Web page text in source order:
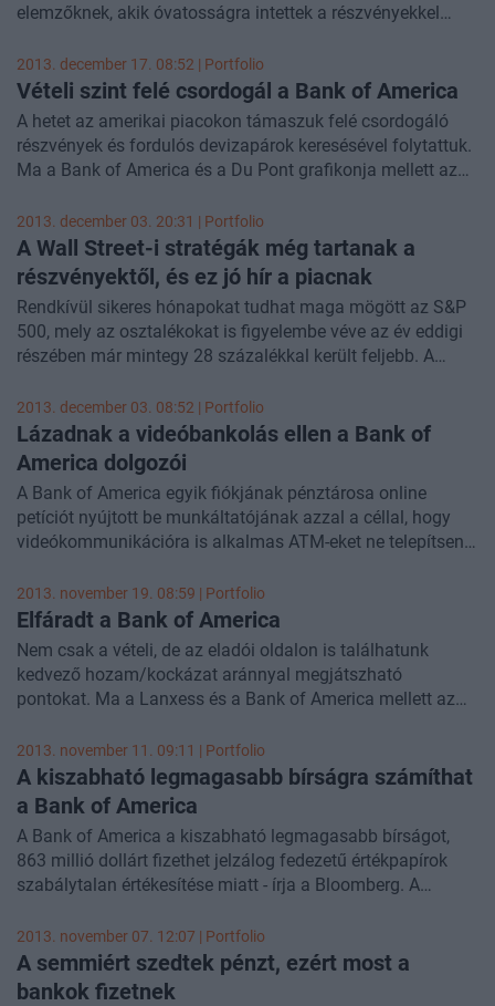
elemzőknek, akik óvatosságra intettek a részvényekkel
másként gondolják: szerintük pont a Wall Street-i stratégák
pesszimizmusa miatt emelkedhetnek tovább a
részvénypiacok, írja a Marketwatch.
2013. december 17. 08:52 | Portfolio
Vételi szint felé csordogál a Bank of America
A hetet az amerikai piacokon támaszuk felé csordogáló
részvények és fordulós devizapárok keresésével folytattuk.
Ma a Bank of America és a Du Pont grafikonja mellett az
2013. december 03. 20:31 | Portfolio
A Wall Street-i stratégák még tartanak a
részvényektől, és ez jó hír a piacnak
Rendkívül sikeres hónapokat tudhat maga mögött az S&P
500, mely az osztalékokat is figyelembe véve az év eddigi
részében már mintegy 28 százalékkal került feljebb. A
győzte meg a Wall Street-i stratégákat, így akár további
emelkedés jöhet a benchmark értékében. Legalábbis erre
enged következtetni a Bank of America ún. Sell Side
Indikátora - írja a Marketwatch.com
2013. december 03. 08:52 | Portfolio
Lázadnak a videóbankolás ellen a Bank of
America dolgozói
A Bank of America egyik fiókjának pénztárosa online
petíciót nyújtott be munkáltatójának azzal a céllal, hogy
videókommunikációra is alkalmas ATM-eket ne telepítsen a
ugyanis a munkájuk elvesztésével fenyegetik a fióki
dolgozókat az alkalmazottak szerint, ezt azonban cáfolja a
bank.
2013. november 19. 08:59 | Portfolio
Elfáradt a Bank of America
Nem csak a vételi, de az eladói oldalon is találhatunk
kedvező hozam/kockázat aránnyal megjátszható
pontokat. Ma a Lanxess és a Bank of America mellett az
2013. november 11. 09:11 | Portfolio
A kiszabható legmagasabb bírságra számíthat
a Bank of America
A Bank of America a kiszabható legmagasabb bírságot,
863 millió dollárt fizethet jelzálog fedezetű értékpapírok
szabálytalan értékesítése miatt - írja a Bloomberg. A
személyes felelősségrevonásra is számíthat.
2013. november 07. 12:07 | Portfolio
A semmiért szedtek pénzt, ezért most a
bankok fizetnek